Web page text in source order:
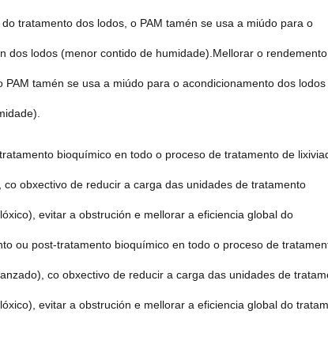
tratamento dos lodos, o PAM tamén se usa a miúdo para o
dos lodos (menor contido de humidade).Mellorar o
tamén se usa a miúdo para o acondicionamento dos
bioquímico en todo o proceso de tratamento de
obxectivo de reducir a carga das unidades de tratamento
evitar a obstrución e mellorar a eficiencia global do
ou post-tratamento bioquímico en todo o proceso de
co obxectivo de reducir a carga das unidades de
evitar a obstrución e mellorar a eficiencia global do